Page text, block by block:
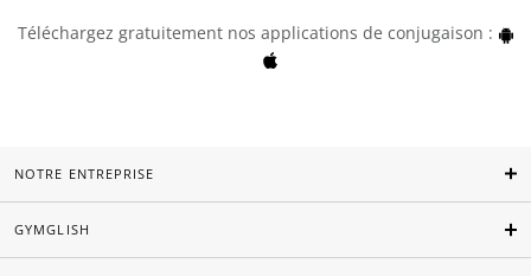
Téléchargez gratuitement nos applications de conjugaison :
NOTRE ENTREPRISE
GYMGLISH